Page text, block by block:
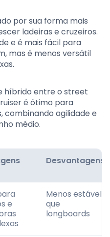
por sua forma mais
ladeiras e cruzeiros.
e é mais fácil para
mas é menos versátil
híbrido entre o street
é ótimo para
combinando agilidade e
médio.
Desvantagens
e
Menos estável
que
longboards